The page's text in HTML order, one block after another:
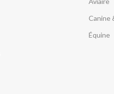
Canine
Équine